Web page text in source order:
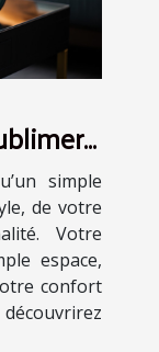
simple
de votre
Votre
espace,
confort